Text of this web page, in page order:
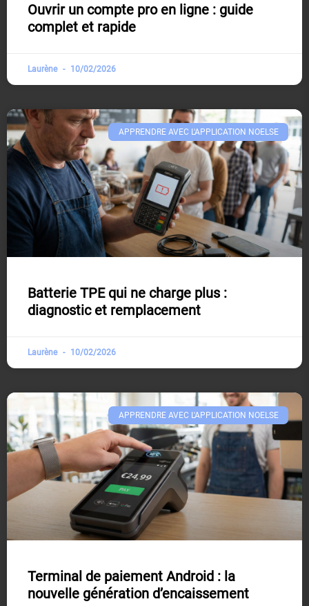
Ouvrir un compte pro en ligne : guide
complet et rapide
Laurène 10/02/2026
APPRENDRE AVEC L'APPLICATION NOELSE​
Batterie TPE qui ne charge plus :
diagnostic et remplacement
Laurène 10/02/2026
APPRENDRE AVEC L'APPLICATION NOELSE​
Terminal de paiement Android : la
nouvelle génération d’encaissement